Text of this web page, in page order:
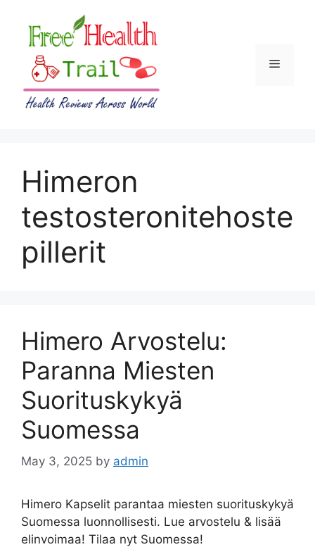
content
Menu
Himeron
testosteronitehoste
pillerit
Himero Arvostelu:
Paranna Miesten
Suorituskykyä
Suomessa
May 3, 2025 by admin
Himero Kapselit parantaa miesten suorituskykyä
Suomessa luonnollisesti. Lue arvostelu & lisää
elinvoimaa! Tilaa nyt Suomessa!